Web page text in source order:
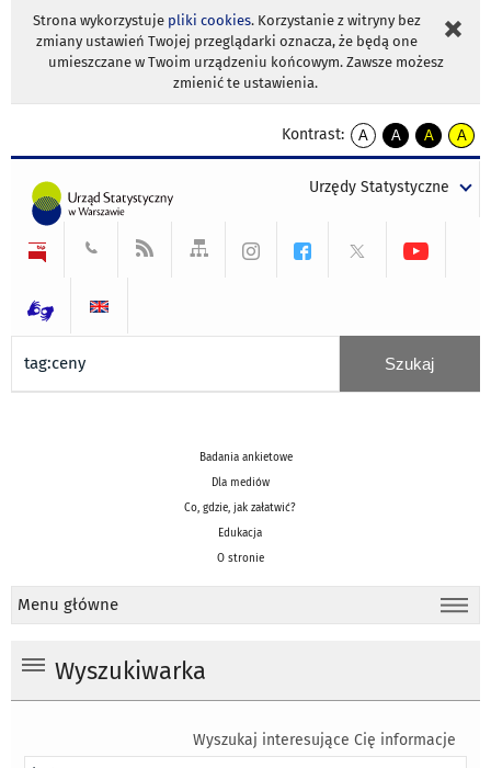
Strona wykorzystuje pliki cookies. Korzystanie z witryny bez
zmiany ustawień Twojej przeglądarki oznacza, że będą one
umieszczane w Twoim urządzeniu końcowym. Zawsze możesz
zmienić te ustawienia.
Kontrast:
A
kontrast
A
kontrast
tekst
czarnym
A
kontrast
tekst
czarnym
A
tekst
żółtym
Urzędy Statystyczne
Badania ankietowe
Dla mediów
Co, gdzie, jak załatwić?
Edukacja
O stronie
Menu główne
Wyszukiwarka
Wyszukaj interesujące Cię informacje